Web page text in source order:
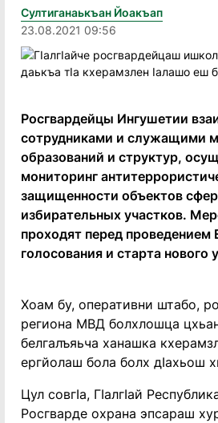
Султиганаькъан Йоакъап
23.08.2021 09:56
Росгвардейцы Ингушетии
сотрудниками и служащими
образований и структур,
мониторинг
защищенности объектов
избирательных участков.
проходят перед проведением
голосования и старта нового
Хоам бу, оперативни штабо,
региона МВД болхлошца
белгалъяьча ханашка
ергйолаш бола болх дIахьош
Цул совгIа, ГIалгIай
Росгварде охрана эпсараш